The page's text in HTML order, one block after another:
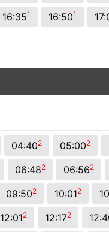
16:351 16:501
04:402 05:002
06:482 06:562
09:502 10:012
12:012 12:172